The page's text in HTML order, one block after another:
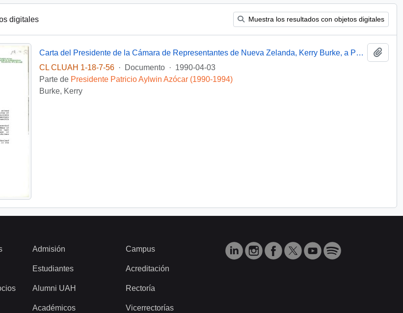
digitales Muestra los resultados con objetos digitales
Carta del Presidente de la Cámara de Representantes de Nueva Zelanda, Kerry Burke, a Patricio Aylwin Azócar, agradeciendo su invitación para asistir a la inauguración de la Cámara de Representantes de Chile, pero lamentando su inasistencia debido a compromisos parlamentarios
CL CLUAH 1-18-7-56
· Documento · 1990-04-03
Parte de Presidente Patricio Aylwin Azócar (1990-1994)
Burke, Kerry
Admisión
Estudiantes
Alumni UAH
Académicos
Campus
Acreditación
Rectoría
Vicerrectorías